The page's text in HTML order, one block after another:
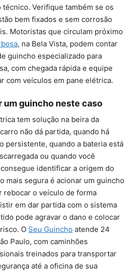
Verifique também se os
bem fixados e sem corrosão
Motoristas que circulam próximo
, na Bela Vista, podem contar
guincho especializado para
com chegada rápida e equipe
com veículos em pane elétrica.
um guincho neste caso
tem solução na beira da
não dá partida, quando há
persistente, quando a bateria está
ou quando você
identificar a origem do
mais segura é acionar um guincho
rebocar o veículo de forma
em dar partida com o sistema
pode agravar o dano e colocar
O Seu Guincho atende 24
Paulo, com caminhões
treinados para transportar
até a oficina de sua